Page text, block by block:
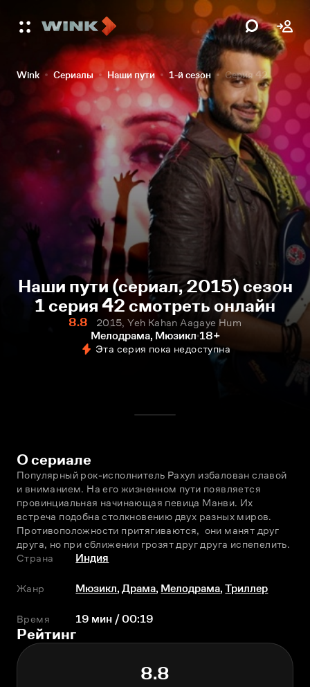
Wink Сериалы Наши пути 1-й сезон Серия 42
Наши пути (сериал, 2015) сезон
1 серия 42 смотреть онлайн
8.8
2015, Yeh Kahan Aagaye Hum
Мелодрама, Мюзикл 18+
Эта серия пока недоступна
О сериале
Популярный рок-исполнитель Рахул избалован славой
и вниманием. На его жизненном пути появляется
провинциальная начинающая певица Манви. Их
встреча подобна столкновению двух разных миров.
Противоположности притягиваются,  они манят друг
друга, но при сближении грозят друг друга испепелить.
Страна
Индия
Жанр Мюзикл,Драма, Мелодрама,Триллер
Время 19 мин / 00:19
Рейтинг
8.8